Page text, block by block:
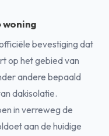
woning
bevestiging dat
op het gebied van
andere bepaald
dakisolatie.
in verreweg de
aan de huidige